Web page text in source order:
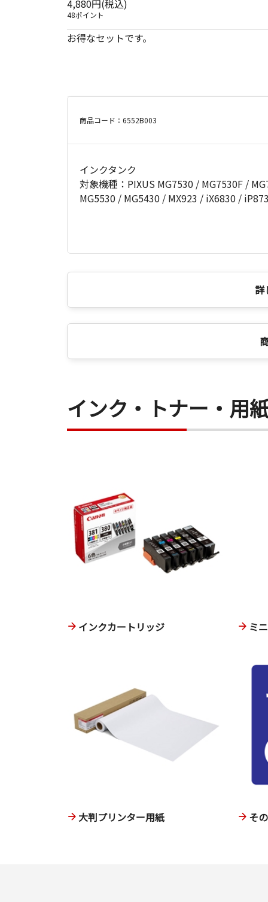
4,880円(税込)
48ポイント
お得なセットです。
商品コード：6552B003
インクタンク
対象機種：PIXUS MG7530 / MG7530F /
MG5530 / MG5430 / MX923 / iX6830 /
詳
インク・トナー・用
インクカートリッジ ミ
大判プリンター用紙 そ